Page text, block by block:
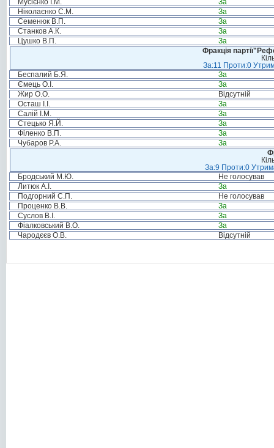
Мусієнко І.М.
За
Ніколаєнко С.М.
За
Семенюк В.П.
За
Станков А.К.
За
Цушко В.П.
За
Фракція
За:11 Проти:0
Беспалий Б.Я.
За
Ємець О.І.
За
Жир О.О.
Відсутній
Осташ І.І.
За
Салій І.М.
За
Стецько Я.Й.
За
Філенко В.П.
За
Чубаров Р.А.
За
За:9 Проти:0
Бродський М.Ю.
Не голосував
Литюк А.І.
За
Подгорний С.П.
Не голосував
Проценко В.В.
За
Суслов В.І.
За
Фіалковський В.О.
За
Чародєєв О.В.
Відсутній